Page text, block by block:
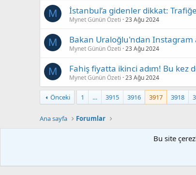
M İstanbul’a gidenler dikkat:
Mynet Günün Özeti 23 Ağu 2024
M Bakan Uraloğlu'ndan Instagram
Mynet Günün Özeti 23 Ağu 2024
M Fahiş fiyatta ikinci adım! Bu kez
Mynet Günün Özeti 23 Ağu 2024
Önceki 1 … 3915 3916 3917 3918
Ana sayfa Forumlar
Bu site